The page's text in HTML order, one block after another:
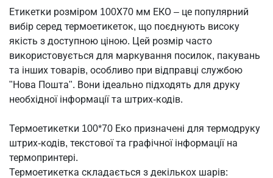
Етикетки розміром 100Х70 мм ЕКО – це популярний
вибір серед термоетикеток, що поєднують високу
якість з доступною ціною. Цей розмір часто
використовується для маркування посилок, пакувань
та інших товарів, особливо при відправці службою
"Нова Пошта". Вони ідеально підходять для друку
необхідної інформації та штрих-кодів.
Термоетикетки 100*70 Еко призначені для термодруку
штрих-кодів, текстової та графічної інформації на
термопринтері.
Термоетикетка складається з декількох шарів: